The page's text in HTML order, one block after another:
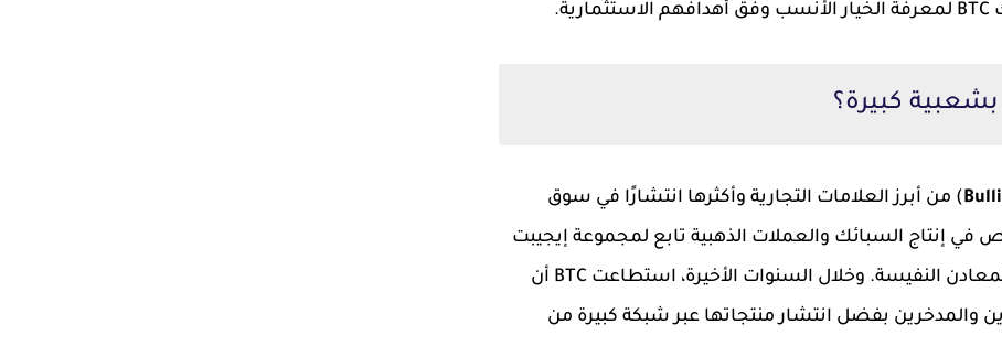
) من أبرز العلامات التجارية وأكثرها انتشارًا في سوق
السبائك والعملات الذهبية تابع لمجموعة إيجيبت
جولد جروب، التي تمتلك خبرة طويلة في صناعة المعادن النفيسة. وخلال السنوات الأخيرة، استطاعت BTC أن
والمدخرين بفضل انتشار منتجاتها عبر شبكة كبيرة من